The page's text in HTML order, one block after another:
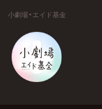
小劇場・エイド基金